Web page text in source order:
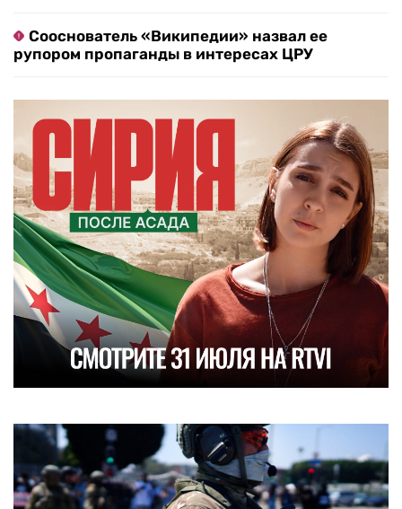
Сооснователь «Википедии» назвал ее
рупором пропаганды в интересах ЦРУ